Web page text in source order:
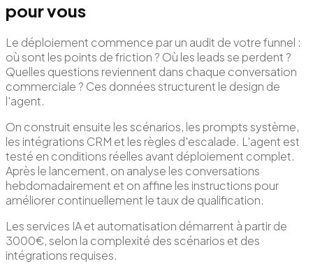
pour vous
Le déploiement commence par un audit de votre funnel :
où sont les points de friction ? Où les leads se perdent ?
Quelles questions reviennent dans chaque conversation
commerciale ? Ces données structurent le design de
l'agent.
On construit ensuite les scénarios, les prompts système,
les intégrations CRM et les règles d'escalade. L'agent est
testé en conditions réelles avant déploiement complet.
Après le lancement, on analyse les conversations
hebdomadairement et on affine les instructions pour
améliorer continuellement le taux de qualification.
Les services IA et automatisation démarrent à partir de
3000€, selon la complexité des scénarios et des
intégrations requises.